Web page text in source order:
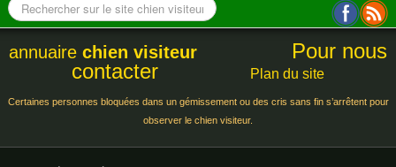
annuaire chien visiteur
Pour nous
contacter
Plan du site
Certaines personnes bloquées dans un gémissement ou des cris sans fin s’arrêtent pour
observer le chien visiteur.